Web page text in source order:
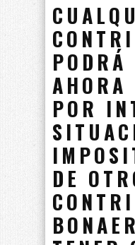
PODRÁ
AHORA
POR
DE